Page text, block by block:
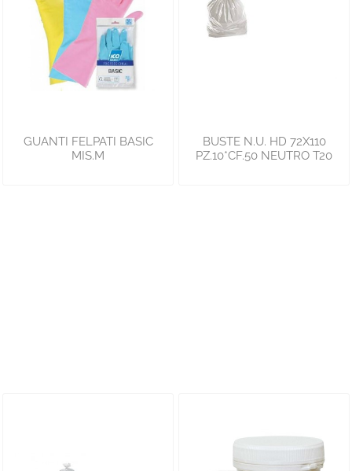
GUANTI FELPATI BASIC
MIS.M
BUSTE N.U. HD 72X110
PZ.10*CF.50 NEUTRO T20